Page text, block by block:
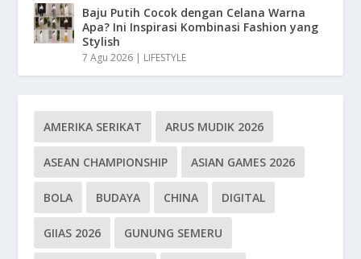
Baju Putih Cocok dengan Celana Warna
Apa? Ini Inspirasi Kombinasi Fashion yang
Stylish
7 Agu 2026 | LIFESTYLE
AMERIKA SERIKAT ARUS MUDIK 2026
ASEAN CHAMPIONSHIP ASIAN GAMES 2026
BOLA BUDAYA CHINA DIGITAL
GIIAS 2026 GUNUNG SEMERU